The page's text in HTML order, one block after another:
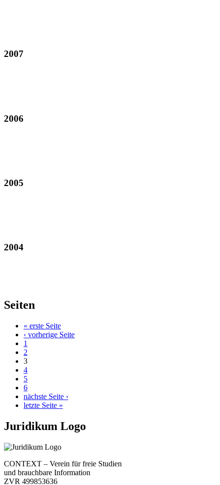
2007
2006
2005
2004
Seiten
« erste Seite
‹ vorherige Seite
1
2
3
4
5
6
nächste Seite ›
letzte Seite »
Juridikum Logo
CONTEXT – Verein für freie Studien
und brauchbare Information
ZVR 499853636